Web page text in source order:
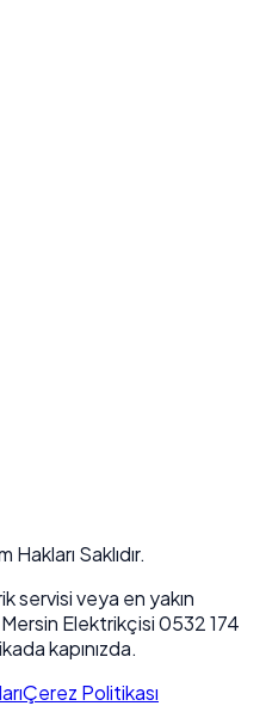
Saklıdır.
servisi veya en yakın
Elektrikçisi 0532 174
kapınızda.
Çerez Politikası